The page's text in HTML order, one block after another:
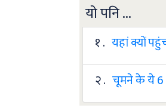
यो पनि ...
१ . यहां क्यों
२ . चूमने के ये 6